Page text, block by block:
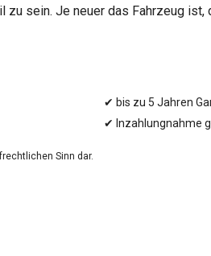
zu sein. Je neuer das Fahrzeug
✔ bis zu 5 Jahren
✔ Inzahlungnahme
Sinn dar.